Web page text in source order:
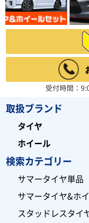
受付時間：
取扱ブランド
タイヤ
ホイール
検索カテゴリー
サマータイヤ単品
サマータイヤ&ホ
スタッドレスタイ